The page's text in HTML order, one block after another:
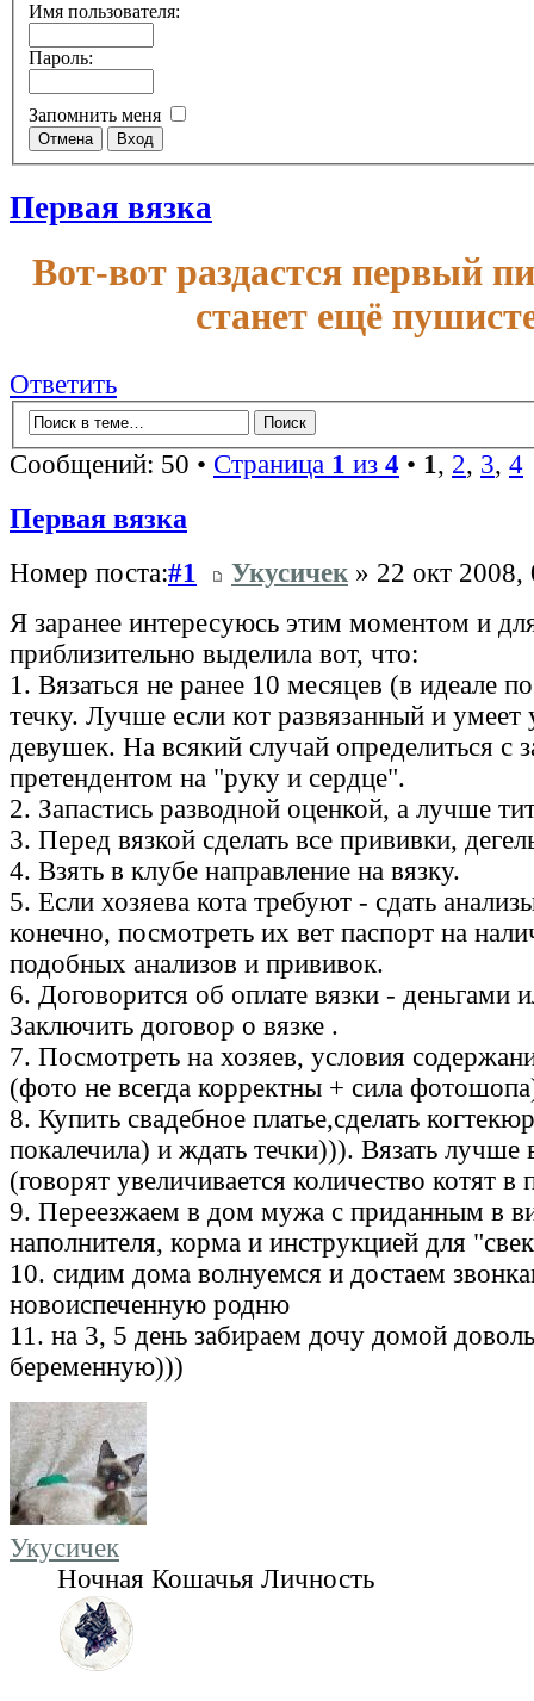
Имя пользователя:
Пароль:
Запомнить меня
Первая вязка
Вот-вот раздастся первый
станет ещё
Ответить
Сообщений: 50 • Страница 1 из 4 • 1, 2, 3, 4
Первая вязка
Номер поста:#1 Укусичек» 22 окт 2008,
Я заранее интересуюсь этим моментом и
приблизительно выделила вот, что:
1. Вязаться не ранее 10 месяцев (в идеале
течку. Лучше если кот развязанный и умеет
девушек. На всякий случай определиться с
претендентом на "руку и сердце".
2. Запастись разводной оценкой, а лучше
3. Перед вязкой сделать все прививки,
4. Взять в клубе направление на вязку.
5. Если хозяева кота требуют - сдать
конечно, посмотреть их вет паспорт на
подобных анализов и прививок.
6. Договорится об оплате вязки - деньгами
Заключить договор о вязке .
7. Посмотреть на хозяев, условия
(фото не всегда корректны + сила
8. Купить свадебное платье,cделать
покалечила) и ждать течки))). Вязать лучше
(говорят увеличивается количество котят в
9. Переезжаем в дом мужа с приданным в
наполнителя, корма и инструкцией для
10. сидим дома волнуемся и достаем
новоиспеченную родню
11. на 3, 5 день забираем дочу домой
беременную)))
Укусичек
Ночная Кошачья Личность